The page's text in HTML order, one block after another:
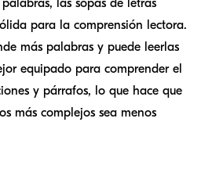
para la comprensión lectora.
más palabras y puede leerlas
equipado para comprender el
y párrafos, lo que hace que
más complejos sea menos